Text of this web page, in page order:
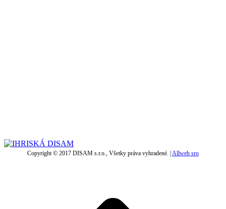
Copyright © 2017 DISAM s.r.o., Všetky práva vyhradené. |Allweb sro